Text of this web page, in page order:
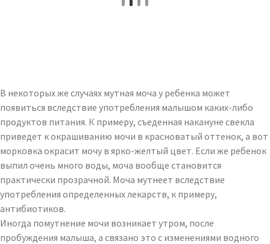
В некоторых же случаях мутная моча у ребенка может
появиться вследствие употребления малышом каких-либо
продуктов питания. К примеру, съеденная накануне свекла
приведет к окрашиванию мочи в красноватый оттенок, а вот
морковка окрасит мочу в ярко-желтый цвет. Если же ребенок
выпил очень много воды, моча вообще становится
практически прозрачной. Моча мутнеет вследствие
употребления определенных лекарств, к примеру,
антибиотиков.
Иногда помутнение мочи возникает утром, после
пробуждения малыша, а связано это с изменениями водного